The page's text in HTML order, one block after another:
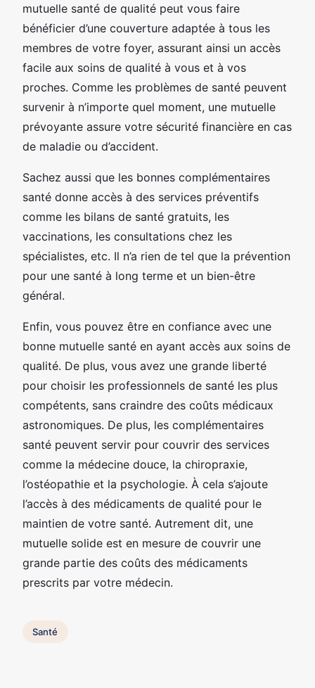
mutuelle santé de qualité peut vous faire
bénéficier d’une couverture adaptée à tous les
membres de votre foyer, assurant ainsi un accès
facile aux soins de qualité à vous et à vos
proches. Comme les problèmes de santé peuvent
survenir à n’importe quel moment, une mutuelle
prévoyante assure votre sécurité financière en cas
de maladie ou d’accident.
Sachez aussi que les bonnes complémentaires
santé donne accès à des services préventifs
comme les bilans de santé gratuits, les
vaccinations, les consultations chez les
spécialistes, etc. Il n’a rien de tel que la prévention
pour une santé à long terme et un bien-être
général.
Enfin, vous pouvez être en confiance avec une
bonne mutuelle santé en ayant accès aux soins de
qualité. De plus, vous avez une grande liberté
pour choisir les professionnels de santé les plus
compétents, sans craindre des coûts médicaux
astronomiques. De plus, les complémentaires
santé peuvent servir pour couvrir des services
comme la médecine douce, la chiropraxie,
l’ostéopathie et la psychologie. À cela s’ajoute
l’accès à des médicaments de qualité pour le
maintien de votre santé. Autrement dit, une
mutuelle solide est en mesure de couvrir une
grande partie des coûts des médicaments
prescrits par votre médecin.
Santé